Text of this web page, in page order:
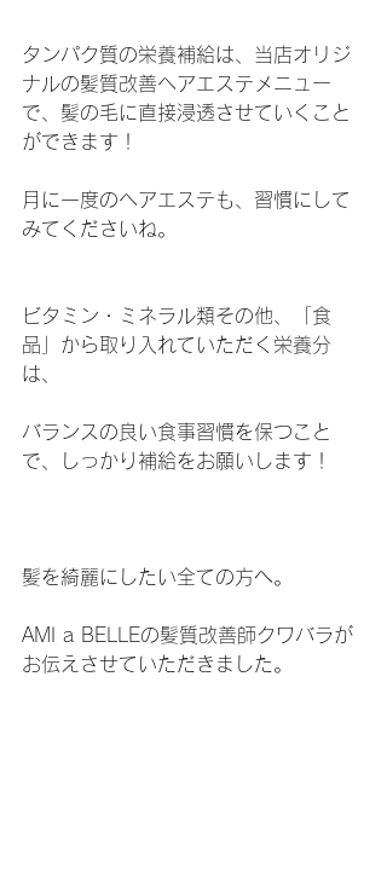
タンパク質の栄養補給は、当店オリジ
ナルの髪質改善ヘアエステメニュー
で、髪の毛に直接浸透させていくこと
ができます！
月に一度のヘアエステも、習慣にして
みてくださいね。
ビタミン・ミネラル類その他、「食
品」から取り入れていただく栄養分
は、
バランスの良い食事習慣を保つこと
で、しっかり補給をお願いします！
髪を綺麗にしたい全ての方へ。
AMI a BELLEの髪質改善師クワバラが
お伝えさせていただきました。